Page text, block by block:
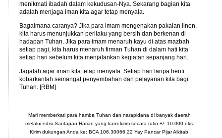
menikmati ibadah dalam kekudusan-Nya. Sekarang bagian kita
adalah menjaga iman kita agar tetap menyala.
Bagaimana caranya? Jika para imam mengenakan pakaian linen,
kita harus menunjukkan perilaku yang bersih dan berkenan di
hadapan Tuhan. Jika para imam menaruh kayu di atas mazbah
setiap pagi, kita harus menaruh firman Tuhan di dalam hati kita
setiap hari sebelum kita menjalankan kegiatan sepanjang hari.
Jagalah agar iman kita tetap menyala. Setiap hari tanpa henti
kobarkanlah semangat penyembahan dan pelayanan kita bagi
Tuhan. [RBM]
Mari memberkati para hamba Tuhan dan narapidana di banyak daerah
melalui edisi Santapan Harian yang kami kirim secara rutin +/- 10.000 eks.
Kirim dukungan Anda ke: BCA 106.30066.22 Yay Pancar Pijar Alkitab.